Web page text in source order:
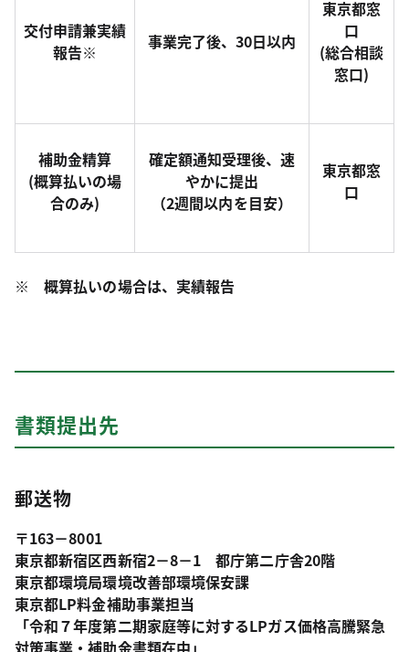
交付申請兼実績
報告※
事業完了後、30日以内
東京都窓
口
(総合相談
窓口)
補助金精算
(概算払いの場
合のみ)
確定額通知受理後、速
やかに提出
（2週間以内を目安）
東京都窓
口
※ 概算払いの場合は、実績報告
書類提出先
郵送物
〒163－8001
東京都新宿区西新宿2－8－1 都庁第二庁舎20階
東京都環境局環境改善部環境保安課
東京都LP料金補助事業担当
「令和７年度第二期家庭等に対するLPガス価格高騰緊急
対策事業・補助金書類在中」